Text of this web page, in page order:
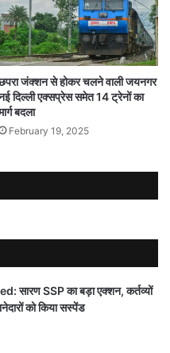
जंक्शन से होकर चलने वाली जयनगर
दिल्ली एक्सप्रेस समेत 14 ट्रेनों का
बदला
February 19, 2025
सारण SSP का बड़ा एक्शन, कर्तव्यों
को किया सस्पेंड